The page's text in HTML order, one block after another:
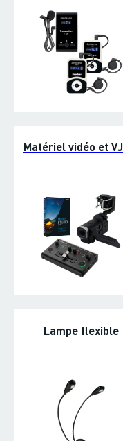
Matériel vidéo et
Lampe flexible